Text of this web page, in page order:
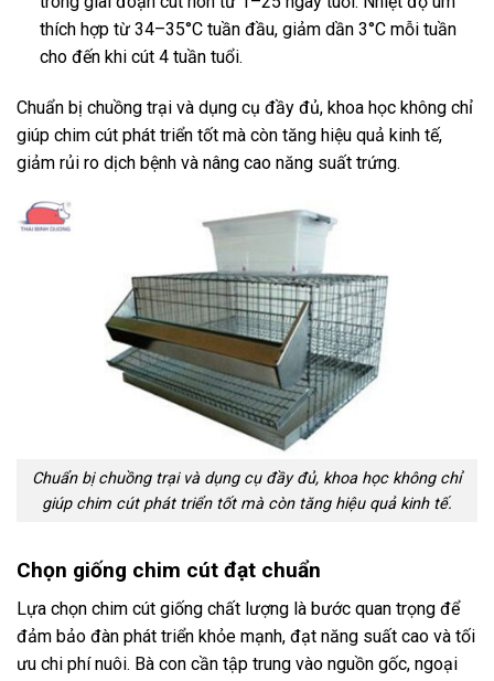
thích hợp từ 34–35°C tuần đầu, giảm dần 3°C mỗi tuần
cho đến khi cút 4 tuần tuổi.
Chuẩn bị chuồng trại và dụng cụ đầy đủ, khoa học không chỉ
giúp chim cút phát triển tốt mà còn tăng hiệu quả kinh tế,
giảm rủi ro dịch bệnh và nâng cao năng suất trứng.
Chuẩn bị chuồng trại và dụng cụ đầy đủ, khoa học không chỉ
giúp chim cút phát triển tốt mà còn tăng hiệu quả kinh tế.
Chọn giống chim cút đạt chuẩn
Lựa chọn chim cút giống chất lượng là bước quan trọng để
đảm bảo đàn phát triển khỏe mạnh, đạt năng suất cao và tối
ưu chi phí nuôi. Bà con cần tập trung vào nguồn gốc, ngoại